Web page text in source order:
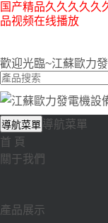
国产精品久久久久久
品视频在线播放
歡迎光臨~江蘇歐力
導航菜單 導航菜單
首 頁
關于我們
產品展示